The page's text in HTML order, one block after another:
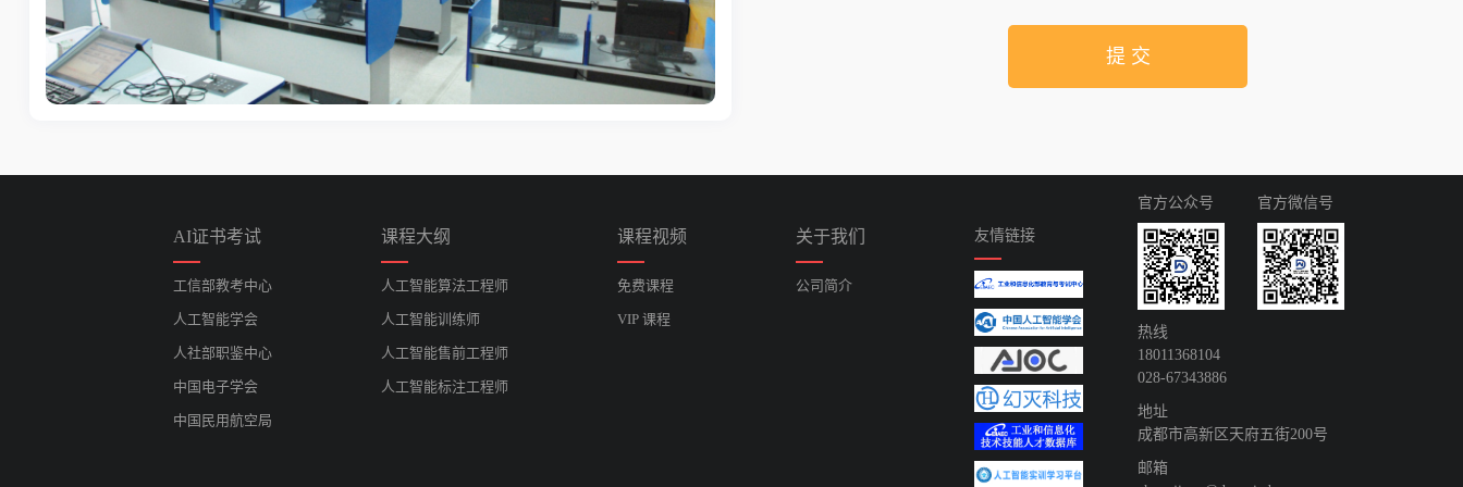
提 交
AI证书考试
工信部教考中心
人工智能学会
人社部职鉴中心
中国电子学会
中国民用航空局
课程大纲
人工智能算法工程师
人工智能训练师
人工智能售前工程师
人工智能标注工程师
课程视频
免费课程
VIP 课程
关于我们
公司简介
友情链接
官方公众号 官方微信号
热线
18011368104
028-67343886
地址
成都市高新区天府五街200号
邮箱